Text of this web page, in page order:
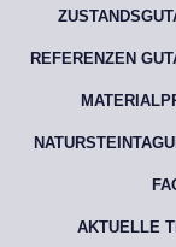
REFERENZEN
AKTUELLE